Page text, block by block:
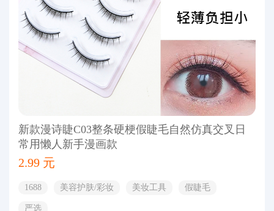
新款漫诗睫C03整条硬梗假睫毛自然仿真交叉日
常用懒人新手漫画款
2.99 元
1688 美容护肤/彩妆 美妆工具 假睫毛
严选